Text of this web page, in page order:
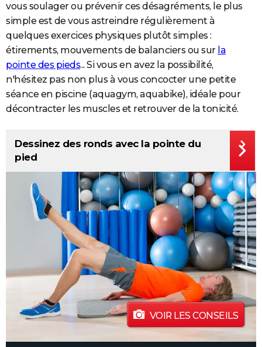
FORUM
Bricolage
Lifestyle
Culture
Sport
Auto
Television
Voyage
Cinema
vous soulager ou prévenir ces désagréments, le plus
simple est de vous astreindre régulièrement à
quelques exercices physiques plutôt simples :
étirements, mouvements de balanciers ou sur la
pointe des pieds... Si vous en avez la possibilité,
n'hésitez pas non plus à vous concocter une petite
séance en piscine (aquagym, aquabike), idéale pour
décontracter les muscles et retrouver de la tonicité.
Dessinez des ronds avec la pointe du
pied
VOIR LES CONSEILS